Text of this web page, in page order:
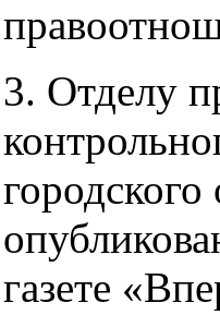
3. Отделу
городского
газете